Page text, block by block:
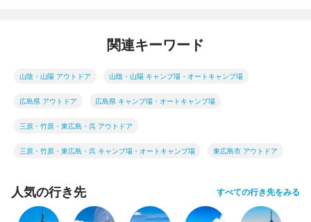
関連キーワード
山陰・山陽 アウトドア 山陰・山陽 キャンプ場・オートキャンプ場
広島県 アウトドア 広島県 キャンプ場・オートキャンプ場
三原・竹原・東広島・呉 アウトドア
三原・竹原・東広島・呉 キャンプ場・オートキャンプ場 東広島市 アウトドア
人気の行き先 すべての行き先をみる